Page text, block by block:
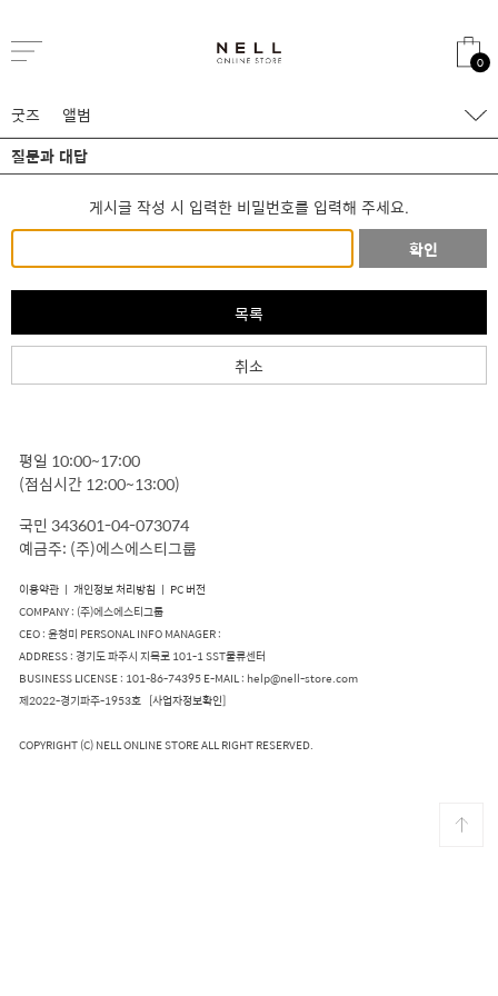
0
굿즈 앨범
질문과 대답
게시글 작성 시 입력한 비밀번호를 입력해 주세요.
확인
목록
취소
평일 10:00~17:00
(점심시간 12:00~13:00)
국민 343601-04-073074
예금주: (주)에스에스티그룹
이용약관 ㅣ 개인정보 처리방침 ㅣ PC 버전
COMPANY : (주)에스에스티그룹
CEO : 윤청미 PERSONAL INFO MANAGER :
ADDRESS : 경기도 파주시 지목로 101-1 SST물류센터
BUSINESS LICENSE : 101-86-74395 E-MAIL : help@nell-store.com
제2022-경기파주-1953호 [사업자정보확인]
COPYRIGHT (C) NELL ONLINE STORE ALL RIGHT RESERVED.